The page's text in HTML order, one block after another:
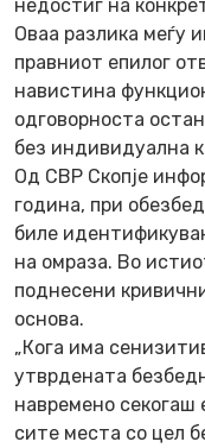
недостиг на
Оваа разлика меѓу
правниот епилог
навистина
одговорноста
без индивидуална
Од СВР Скопје
година, при
биле
на омраза. Во
поднесени
основа.
„Кога има
утврдената
навремено секогаш
сите места со цел